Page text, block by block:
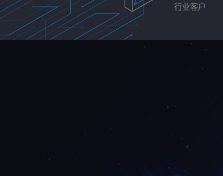
行业客户